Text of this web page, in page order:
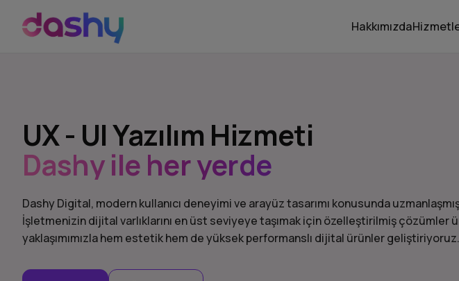
Hakkımızda
UX - UI Yazılım Hizmeti
Dashy ile her yerde
Dashy Digital, modern kullanıcı deneyimi ve arayüz tasarımı konusunda
İşletmenizin dijital varlıklarını en üst seviyeye taşımak için özelleştirilmiş çözümler
yaklaşımımızla hem estetik hem de yüksek performanslı dijital ürünler geliştiriyoruz.